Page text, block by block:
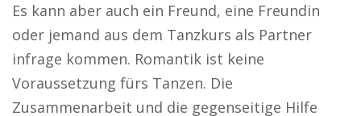
Es kann aber auch ein Freund, eine Freundin
oder jemand aus dem Tanzkurs als Partner
infrage kommen. Romantik ist keine
Voraussetzung fürs Tanzen. Die
Zusammenarbeit und die gegenseitige Hilfe